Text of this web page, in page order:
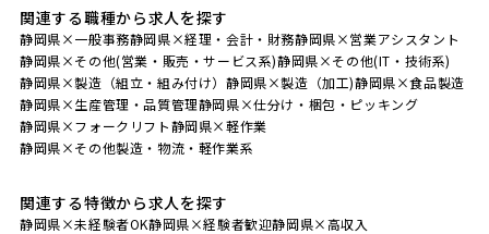
関連する職種から求人を探す
静岡県×一般事務静岡県×経理・会計・財務静岡県×営業アシスタント
静岡県×その他(営業・販売・サービス系)静岡県×その他(IT・技術系)
静岡県×製造（組立・組み付け）静岡県×製造（加工)静岡県×食品製造
静岡県×生産管理・品質管理静岡県×仕分け・梱包・ピッキング
静岡県×フォークリフト静岡県×軽作業
静岡県×その他製造・物流・軽作業系
関連する特徴から求人を探す
静岡県×未経験者OK静岡県×経験者歓迎静岡県×高収入